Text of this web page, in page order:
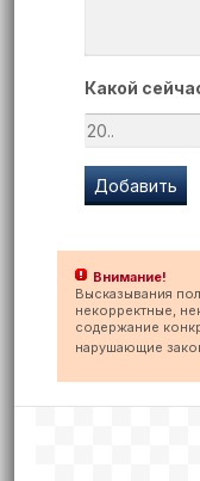
Какой
Внимание!
Высказывания
некорректные,
содержание
нарушающие